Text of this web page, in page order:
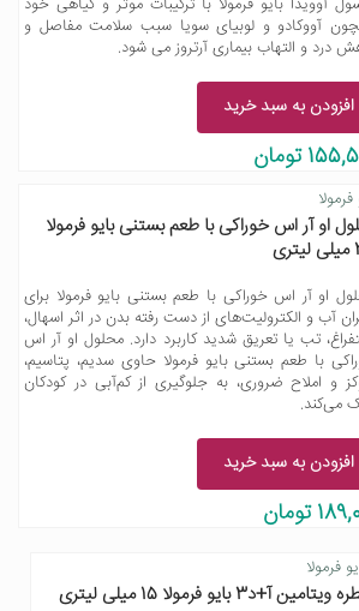
آوویدا بایو فرمولا با ترکیبات موثر و گیاهی خود
آووکادو و لوبیای سویا سبب سلامت مفاصل و
درد و التهاب بیماری آرتروز می شود.
افزودن به سبد خرید
تومان
فرمولا
او آر اس خوراکی با طعم بستنی بایو فرمولا
او آر اس خوراکی با طعم بستنی بایو فرمولا برای
آب و الکترولیت‌های از دست‌ رفته بدن در اثر اسهال،
تب یا تعریق شدید کاربرد دارد. محلول او آر اس
با طعم بستنی بایو فرمولا حاوی سدیم، پتاسیم،
و املاح ضروری، به جلوگیری از کم‌آبی در کودکان
می‌کند.
افزودن به سبد خرید
تومان
فرمولا
آ+د3 بایو فرمولا 15 میلی لیتری